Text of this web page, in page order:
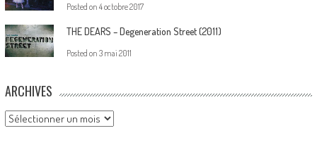
Posted on 4 octobre 2017
THE DEARS – Degeneration Street (2011)
Posted on 3 mai 2011
ARCHIVES
Archives